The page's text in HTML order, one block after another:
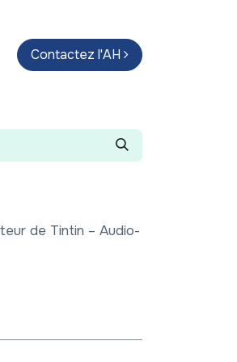
Guide
Contactez l'AH
de Tintin – Audio-